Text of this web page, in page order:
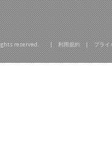
rights reserved. |利用規約|プライ